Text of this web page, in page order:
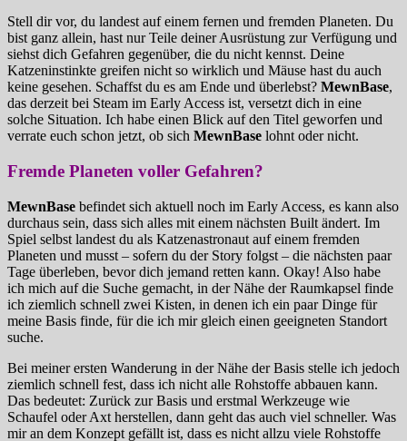
Stell dir vor, du landest auf einem fernen und fremden Planeten. Du
bist ganz allein, hast nur Teile deiner Ausrüstung zur Verfügung und
siehst dich Gefahren gegenüber, die du nicht kennst. Deine
Katzeninstinkte greifen nicht so wirklich und Mäuse hast du auch
keine gesehen. Schaffst du es am Ende und überlebst? MewnBase,
das derzeit bei Steam im Early Access ist, versetzt dich in eine
solche Situation. Ich habe einen Blick auf den Titel geworfen und
verrate euch schon jetzt, ob sich MewnBase lohnt oder nicht.
Fremde Planeten voller Gefahren?
MewnBase befindet sich aktuell noch im Early Access, es kann also
durchaus sein, dass sich alles mit einem nächsten Built ändert. Im
Spiel selbst landest du als Katzenastronaut auf einem fremden
Planeten und musst – sofern du der Story folgst – die nächsten paar
Tage überleben, bevor dich jemand retten kann. Okay! Also habe
ich mich auf die Suche gemacht, in der Nähe der Raumkapsel finde
ich ziemlich schnell zwei Kisten, in denen ich ein paar Dinge für
meine Basis finde, für die ich mir gleich einen geeigneten Standort
suche.
Bei meiner ersten Wanderung in der Nähe der Basis stelle ich jedoch
ziemlich schnell fest, dass ich nicht alle Rohstoffe abbauen kann.
Das bedeutet: Zurück zur Basis und erstmal Werkzeuge wie
Schaufel oder Axt herstellen, dann geht das auch viel schneller. Was
mir an dem Konzept gefällt ist, dass es nicht allzu viele Rohstoffe